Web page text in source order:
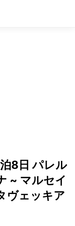
8日 パレル
~ マルセイ
ヴェッキア